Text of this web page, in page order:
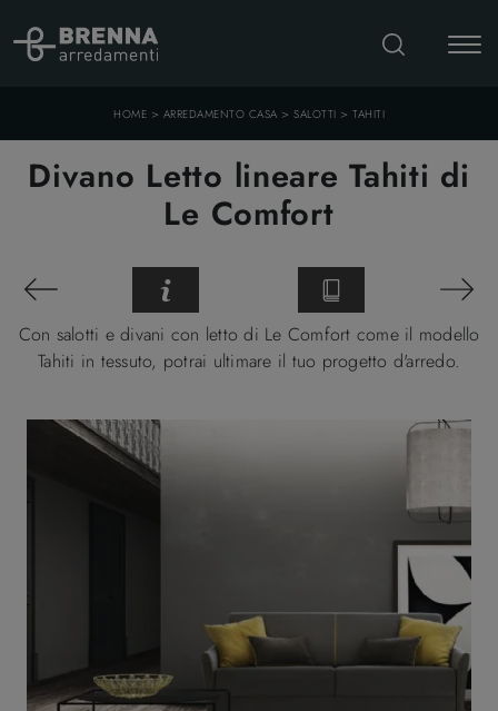
HOME > ARREDAMENTO CASA > SALOTTI > TAHITI
Divano Letto lineare Tahiti di
Le Comfort
Con salotti e divani con letto di Le Comfort come il modello
Tahiti in tessuto, potrai ultimare il tuo progetto d'arredo.